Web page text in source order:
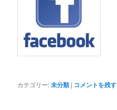
カテゴリー:未分類 | コメントを残す